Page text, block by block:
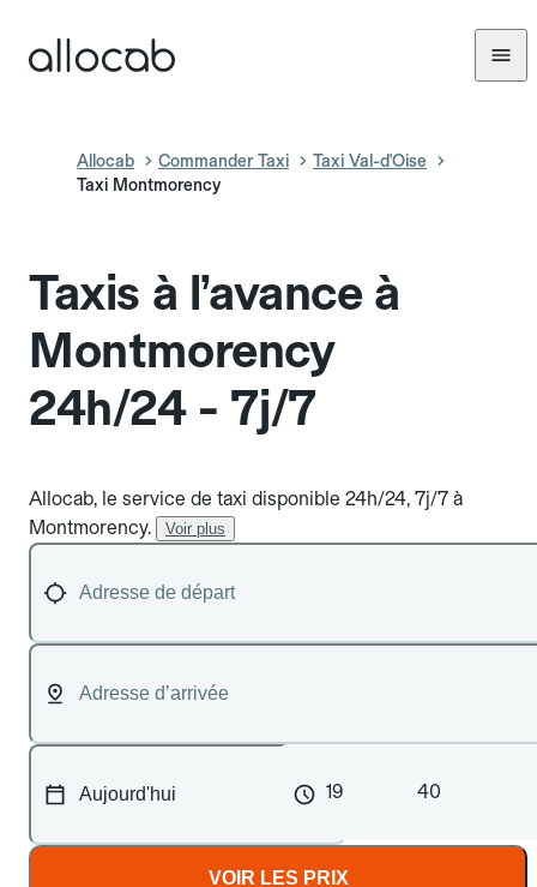
Allocab Commander Taxi
Taxi Val-d'Oise
Taxi Montmorency
Taxis à l’avance à
Montmorency
24h/24 - 7j/7
Allocab, le service de taxi disponible 24h/24, 7j/7 à
Montmorency.
Voir plus
19 40
VOIR LES PRIX